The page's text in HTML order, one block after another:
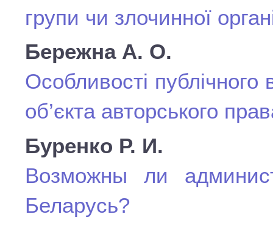
групи чи злочинної
Бережна А. О.
Особливості
об’єкта авторського
Буренко Р. И.
Возможны ли
Беларусь?